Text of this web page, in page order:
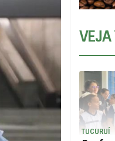
VEJA
TUCURUÍ